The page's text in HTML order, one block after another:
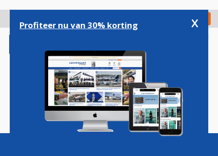
gaan
Check in
Magazine Podcasts Vacatures
Profiteer nu van 30% korting x